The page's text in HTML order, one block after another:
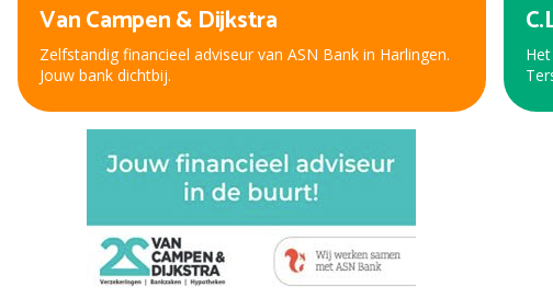
Peter Kuiper, voor oog en oor
Nieuwe bril, contactlenzen of hooroplossing? Bij Peter
Kuiper, dé opticien en audicien bent u aan het juiste adres.